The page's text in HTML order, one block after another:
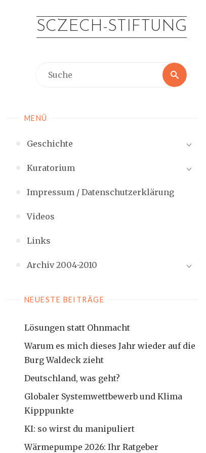
springenSCZECH-STIFTUNG
Suche
Suche
MENÜ
Geschichte
Kuratorium
Impressum / Datenschutzerklärung
Videos
Links
Archiv 2004-2010
NEUESTE BEITRÄGE
Lösungen statt Ohnmacht
Warum es mich dieses Jahr wieder auf die
Burg Waldeck zieht
Deutschland, was geht?
Globaler Systemwettbewerb und Klima
Kipppunkte
KI: so wirst du manipuliert
Wärmepumpe 2026: Ihr Ratgeber